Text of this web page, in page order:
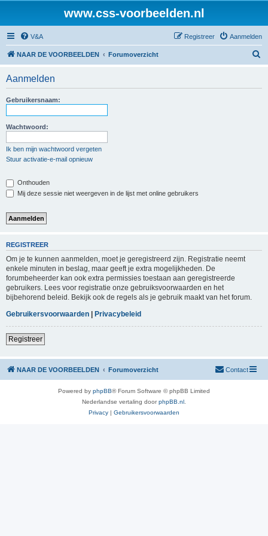
www.css-voorbeelden.nl
V&A Aanmelden
Registreer
NAAR DE VOORBEELDEN Forumoverzicht
Aanmelden
Gebruikersnaam:
Wachtwoord:
Ik ben mijn wachtwoord vergeten
Stuur activatie-e-mail opnieuw
Onthouden
Mij deze sessie niet weergeven in de lijst met online gebruikers
REGISTREER
Om je te kunnen aanmelden, moet je geregistreerd zijn. Registratie neemt
enkele minuten in beslag, maar geeft je extra mogelijkheden. De
forumbeheerder kan ook extra permissies toestaan aan geregistreerde
gebruikers. Lees voor registratie onze gebruiksvoorwaarden en het
bijbehorend beleid. Bekijk ook de regels als je gebruik maakt van het forum.
Gebruikersvoorwaarden | Privacybeleid
Registreer
NAAR DE VOORBEELDEN Forumoverzicht Contact
Powered by phpBB® Forum Software © phpBB Limited
Nederlandse vertaling doorphpBB.nl
Privacy | Gebruikersvoorwaarden